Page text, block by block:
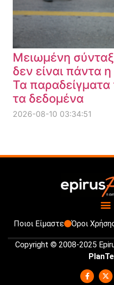
Μειωμένη
δεν είναι πάντα
Τα
τα δεδομένα
2026-08-10 03:34:51
Ποιοι Είμαστε Όροι
Copyright © 2008-2025